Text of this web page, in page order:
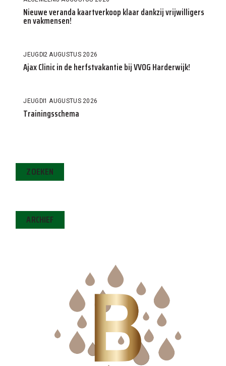
Nieuwe veranda kaartverkoop klaar dankzij vrijwilligers
en vakmensen!
JEUGD2 AUGUSTUS 2026
Ajax Clinic in de herfstvakantie bij VVOG Harderwijk!
JEUGD1 AUGUSTUS 2026
Trainingsschema
ZOEKEN
ARCHIEF